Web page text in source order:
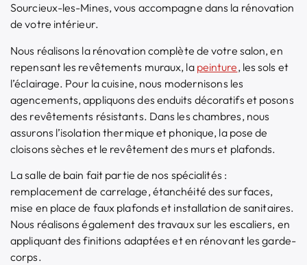
Sourcieux-les-Mines, vous accompagne dans la rénovation
de votre intérieur.
Nous réalisons la rénovation complète de votre salon, en
repensant les revêtements muraux, la peinture, les sols et
l’éclairage. Pour la cuisine, nous modernisons les
agencements, appliquons des enduits décoratifs et posons
des revêtements résistants. Dans les chambres, nous
assurons l’isolation thermique et phonique, la pose de
cloisons sèches et le revêtement des murs et plafonds.
La salle de bain fait partie de nos spécialités :
remplacement de carrelage, étanchéité des surfaces,
mise en place de faux plafonds et installation de sanitaires.
Nous réalisons également des travaux sur les escaliers, en
appliquant des finitions adaptées et en rénovant les garde-
corps.